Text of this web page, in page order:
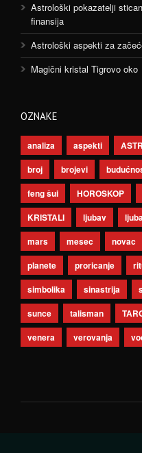
Astrološki pokazatelji
finansija
Astrološki aspekti za
Magični kristal Tigrovo oko
OZNAKE
analiza aspekti
broj
brojevi
feng šui
HOROSKOP
KRISTALI
ljubav
mars
mesec novac
planete
proricanje
simbolika
sinastrija
sunce
talisman
venera
verovanja